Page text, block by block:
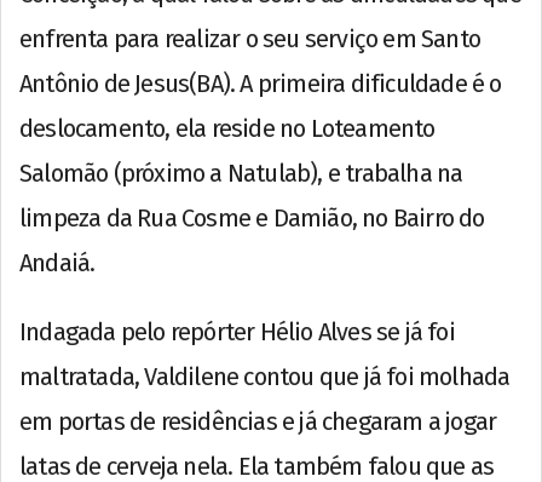
enfrenta para realizar o seu serviço em Santo
Antônio de Jesus(BA). A primeira dificuldade é o
deslocamento, ela reside no Loteamento
Salomão (próximo a Natulab), e trabalha na
limpeza da Rua Cosme e Damião, no Bairro do
Andaiá.
Indagada pelo repórter Hélio Alves se já foi
maltratada, Valdilene contou que já foi molhada
em portas de residências e já chegaram a jogar
latas de cerveja nela. Ela também falou que as